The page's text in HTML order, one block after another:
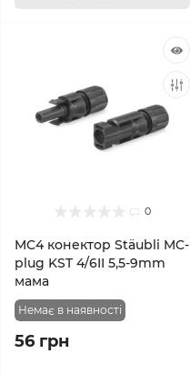
0
MC4 конектор Stäubli MC-
plug KST 4/6II 5,5-9mm
мама
Немає в наявності
56 грн